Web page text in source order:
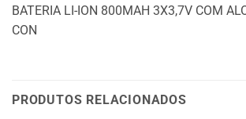
BATERIA LI-ION 800MAH 3X3,7V COM
CON
PRODUTOS RELACIONADOS